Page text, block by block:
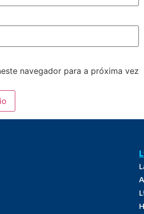
navegador para a próxima vez